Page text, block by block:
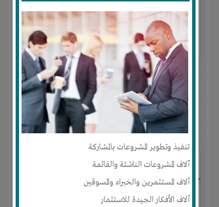
تنفيذ وتطوير المشروعات بالمشاركة
آلاف المشروعات الناشئة والقائمة
آلاف المستثمرين والخبراء والمسوقين
آلاف الأفكار الجيدة للاستثمار
الجنس : ذكر
لديـه : تسويق
المكان :اليمن-عدن-
آخر ظهور: : منذ 8 سنوات
Hatem-Ali